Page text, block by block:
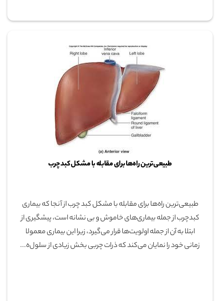
طبیعی‌ترین راه‌ها برای مقابله با مشکل کبد چرب
طبیعی‌ترین راه‌ها برای مقابله با مشکل کبد چرب از آنجا که بیماری
کبدچرب از جمله بیماری‌های خاموش و بی نشانه است، پیشگیری از
ابتلا به آن از جمله اولویت‌ها قرار می‌گیرد، زیرا این بیماری معمولا
زمانی خود را نمایان می‌کند که ذرات چربی بخش زیادی از سلول‌ه...